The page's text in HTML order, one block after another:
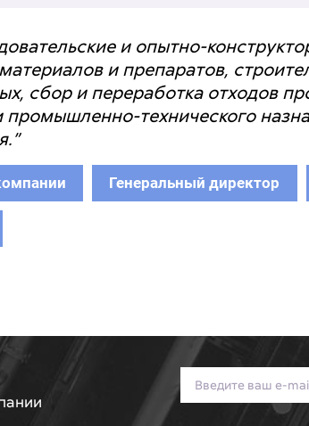
и опытно-
и препаратов,
сбор и переработка отходов
технического
Генеральный директор